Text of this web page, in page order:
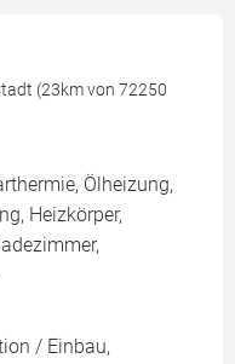
(23km von 72250
Ölheizung,
Heizkörper,
/ Einbau,